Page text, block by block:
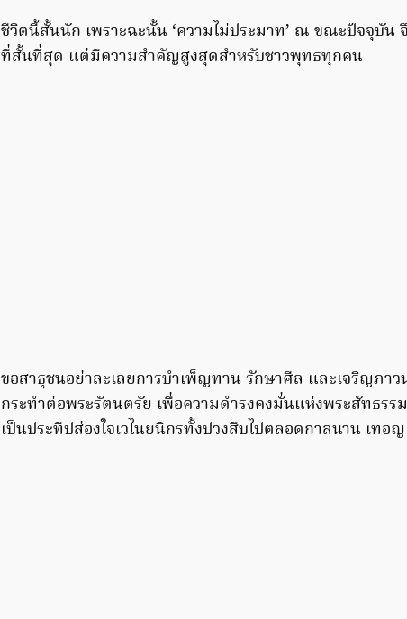
ชีวิตนี้สั้นนัก เพราะฉะนั้น ‘ความไม่ประมาท’ ณ ขณะปัจจุบัน
ที่สั้นที่สุด แต่มีความสำคัญสูงสุดสำหรับชาวพุทธทุกคน
ขอสาธุชนอย่าละเลยการบำเพ็ญทาน รักษาศีล และเจริญภา
กระทำต่อพระรัตนตรัย เพื่อความดำรงคงมั่นแห่งพระสัทธร
เป็นประทีปส่องใจเวไนยนิกรทั้งปวงสืบไปตลอดกาลนาน เทอญ